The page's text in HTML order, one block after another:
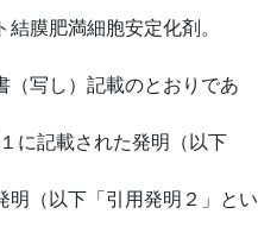
膜肥満細胞安定化剤。
写し）記載のとおりであ
に記載された発明（以下
明（以下「引用発明２」とい